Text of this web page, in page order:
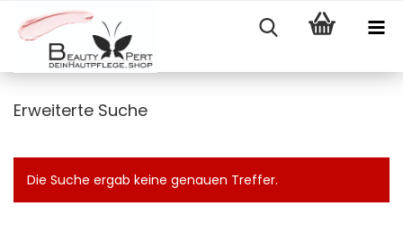
Erweiterte Suche
Die Suche ergab keine genauen Treffer.